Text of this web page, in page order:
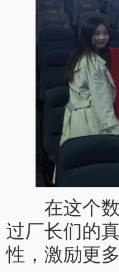
在这个数
过厂长们的
性，激励更